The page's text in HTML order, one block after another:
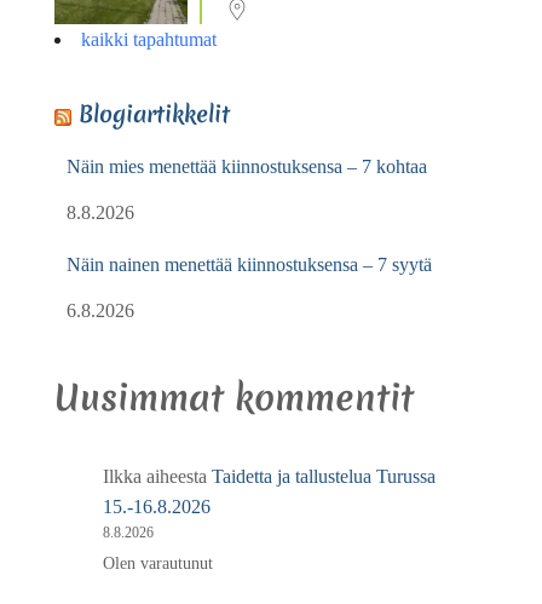
kaikki tapahtumat
Blogiartikkelit
Näin mies menettää kiinnostuksensa – 7 kohtaa
8.8.2026
Näin nainen menettää kiinnostuksensa – 7 syytä
6.8.2026
Uusimmat kommentit
Ilkka aiheesta Taidetta ja tallustelua Turussa
15.-16.8.2026
8.8.2026
Olen varautunut